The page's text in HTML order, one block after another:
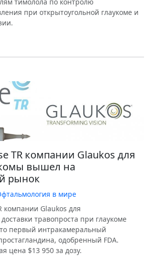
при открытоугольной глаукоме и
TR компании Glaukos для
вышел на
рынок
в мире
компании Glaukos для
травопроста при глаукоме
первый интракамеральный
одобренный FDA.
цена $13 950 за дозу.